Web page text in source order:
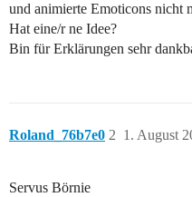
und animierte Emoticons nicht
Hat eine/r ne Idee?
Bin für Erklärungen sehr
Roland_76b7e0 1. August
2
Servus Börnie